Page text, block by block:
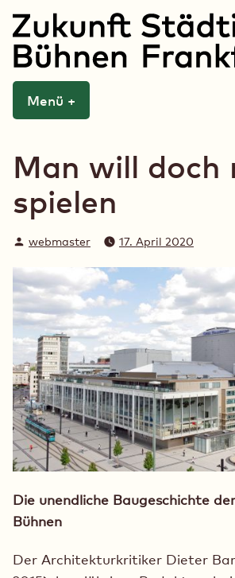
Zum
Inhalt
springen
Zukunft
Menü +
Man will doch
spielen
Verfasst
webmaster 17. April 2020
Die unendliche Baugeschichte
Bühnen
Der Architekturkritiker Dieter